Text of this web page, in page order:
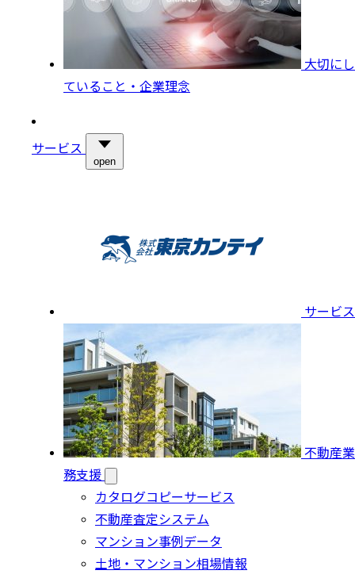
大切にし
ていること・企業理念
サービス
open
サービス
不動産業
務支援
カタログコピーサービス
不動産査定システム
マンション事例データ
土地・マンション相場情報